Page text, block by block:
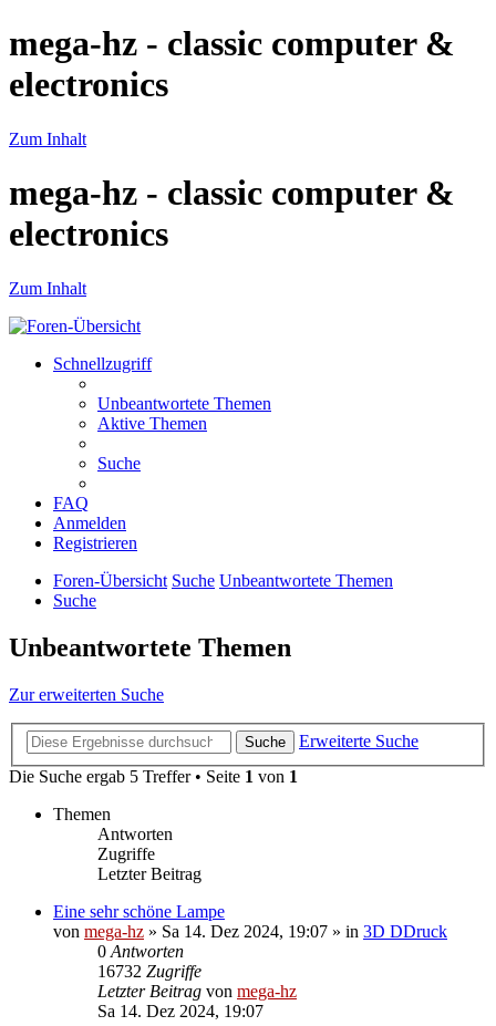
mega-hz - classic computer &
electronics
Zum Inhalt
mega-hz - classic computer &
electronics
Zum Inhalt
Schnellzugriff
Unbeantwortete Themen
Aktive Themen
Suche
FAQ
Anmelden
Registrieren
Foren-Übersicht Suche Unbeantwortete Themen
Suche
Unbeantwortete Themen
Zur erweiterten Suche
Suche
Erweiterte Suche
Die Suche ergab 5 Treffer • Seite 1 von 1
Themen
Antworten
Zugriffe
Letzter Beitrag
Eine sehr schöne Lampe
von mega-hz » Sa 14. Dez 2024, 19:07 » in 3D DDruck
0 Antworten
16732 Zugriffe
Letzter Beitrag von mega-hz
Sa 14. Dez 2024, 19:07